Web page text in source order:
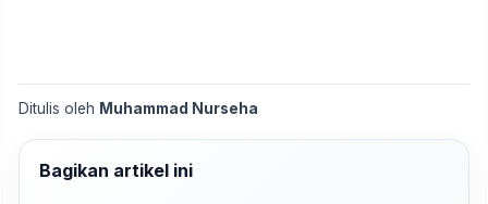
Ditulis oleh Muhammad Nurseha
Bagikan artikel ini